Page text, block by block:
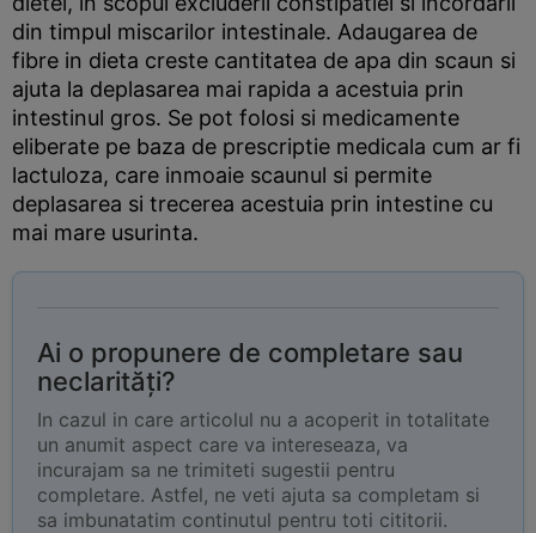
din timpul miscarilor intestinale. Adaugarea de
fibre in dieta creste cantitatea de apa din scaun si
ajuta la deplasarea mai rapida a acestuia prin
intestinul gros. Se pot folosi si medicamente
eliberate pe baza de prescriptie medicala cum ar fi
lactuloza, care inmoaie scaunul si permite
deplasarea si trecerea acestuia prin intestine cu
mai mare usurinta.
Ai o propunere de completare sau
neclarități?
In cazul in care articolul nu a acoperit in totalitate
un anumit aspect care va intereseaza, va
incurajam sa ne trimiteti sugestii pentru
completare. Astfel, ne veti ajuta sa completam si
sa imbunatatim continutul pentru toti cititorii.